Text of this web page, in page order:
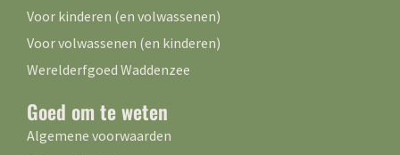
Voor kinderen (en volwassenen)
Voor volwassenen (en kinderen)
Werelderfgoed Waddenzee
Goed om te weten
Algemene voorwaarden